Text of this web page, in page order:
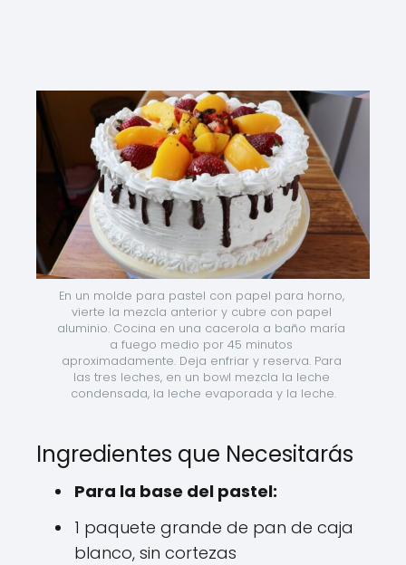
En un molde para pastel con papel para horno,
vierte la mezcla anterior y cubre con papel
aluminio. Cocina en una cacerola a baño maría
a fuego medio por 45 minutos
aproximadamente. Deja enfriar y reserva. Para
las tres leches, en un bowl mezcla la leche
condensada, la leche evaporada y la leche.
Ingredientes que Necesitarás
Para la base del pastel:
1 paquete grande de pan de caja
blanco, sin cortezas